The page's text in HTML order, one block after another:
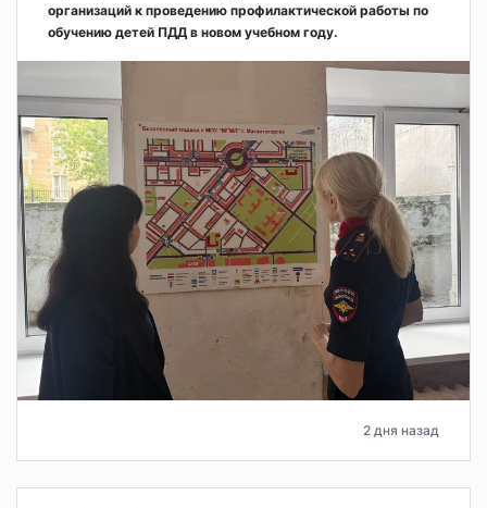
организаций к проведению профилактической работы по
обучению детей ПДД в новом учебном году.
2 дня назад